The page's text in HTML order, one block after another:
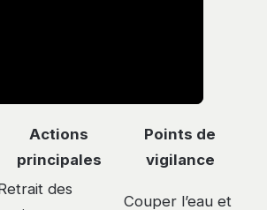
Actions
principales
Points de
vigilance
des
Couper l’eau et